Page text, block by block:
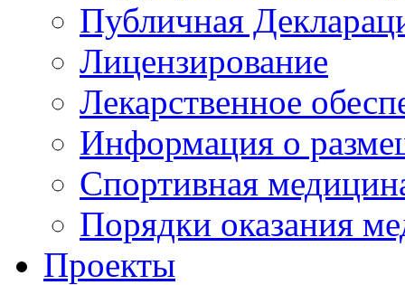
Публичная
Лицензирование
Лекарственное
Информация о
Спортивная
Порядки оказания
Проекты